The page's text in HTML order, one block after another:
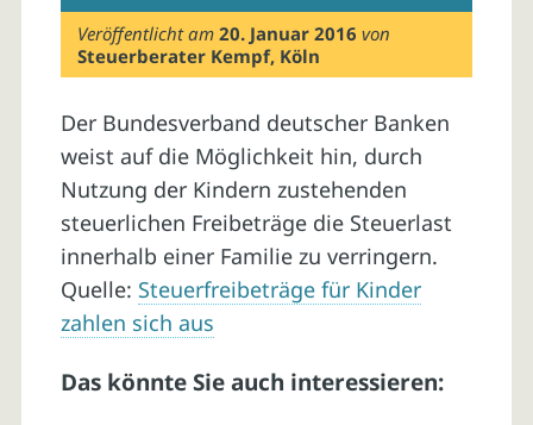
Veröffentlicht am20. Januar 2016 von
Steuerberater Kempf, Köln
Der Bundesverband deutscher Banken
weist auf die Möglichkeit hin, durch
Nutzung der Kindern zustehenden
steuerlichen Freibeträge die Steuerlast
innerhalb einer Familie zu verringern.
Quelle: Steuerfreibeträge für Kinder
zahlen sich aus
Das könnte Sie auch interessieren: